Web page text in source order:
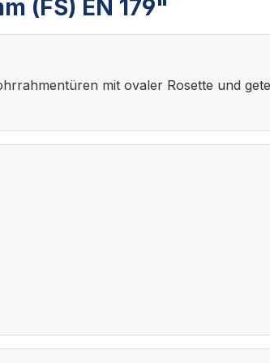
(FS) EN 179"
mit ovaler Rosette und